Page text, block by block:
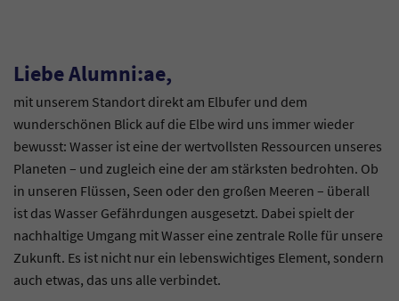
Liebe Alumni:ae,
mit unserem Standort direkt am Elbufer und dem
wunderschönen Blick auf die Elbe wird uns immer wieder
bewusst: Wasser ist eine der wertvollsten Ressourcen unseres
Planeten – und zugleich eine der am stärksten bedrohten. Ob
in unseren Flüssen, Seen oder den großen Meeren – überall
ist das Wasser Gefährdungen ausgesetzt. Dabei spielt der
nachhaltige Umgang mit Wasser eine zentrale Rolle für unsere
Zukunft. Es ist nicht nur ein lebenswichtiges Element, sondern
auch etwas, das uns alle verbindet.